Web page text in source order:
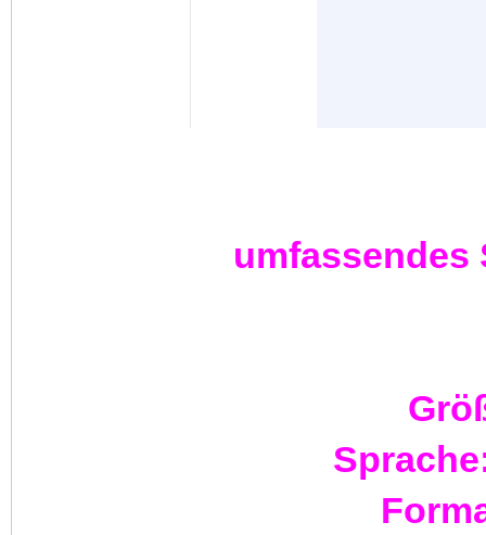
umfassendes